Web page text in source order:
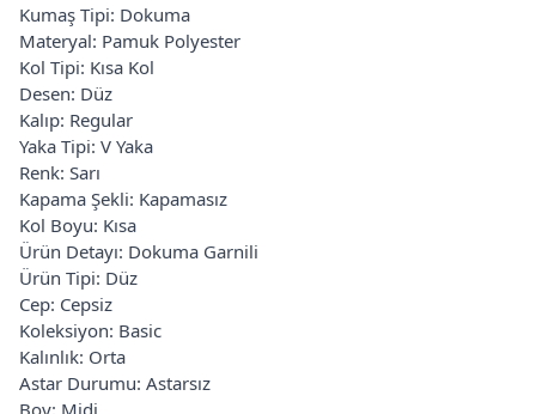
Kumaş Tipi: Dokuma
Materyal: Pamuk Polyester
Kol Tipi: Kısa Kol
Desen: Düz
Kalıp: Regular
Yaka Tipi: V Yaka
Renk: Sarı
Kapama Şekli: Kapamasız
Kol Boyu: Kısa
Ürün Detayı: Dokuma Garnili
Ürün Tipi: Düz
Cep: Cepsiz
Koleksiyon: Basic
Kalınlık: Orta
Astar Durumu: Astarsız
Boy: Midi